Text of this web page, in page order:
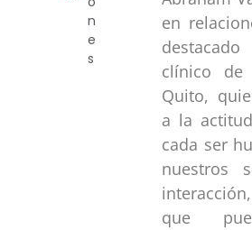
n
e
s
en
clínico
Quito,
a la
cada ser
nuestros
que